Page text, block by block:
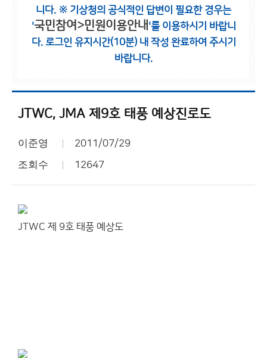
니다. ※ 기상청의 공식적인 답변이 필요한 경우는
'국민참여>민원이용안내 '를 이용하시기 바랍니
다. 로그인 유지시간(10분) 내 작성 완료하여 주시기
바랍니다.
JTWC, JMA 제9호 태풍 예상진로도
이준영 2011/07/29
조회수 12647
JTWC 제 9호 태풍 예상도